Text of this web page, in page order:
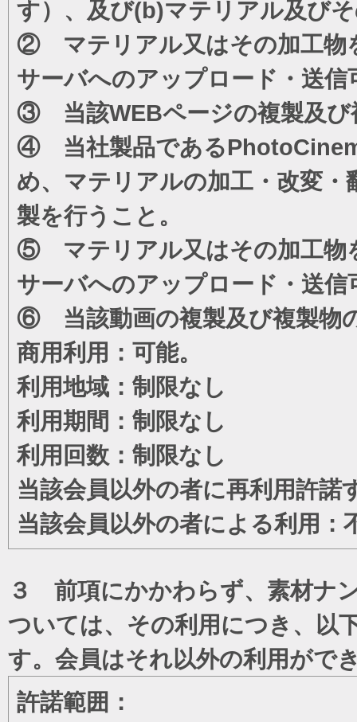
す）、及び(b)マテリアル及び
② マテリアル又はその加工物
サーバへのアップロード・送信
③ 当該WEBページの複製及び
④ 当社製品である
め、マテリアルの加工・改変
製を行うこと。
⑤ マテリアル又はその加工物
サーバへのアップロード・送信
⑥ 当該動画の複製及び複製物
商用利用：可能。
利用地域：制限なし
利用期間：制限なし
利用回数：制限なし
当該会員以外の者に再利用許諾
当該会員以外の者による利用：
３ 前項にかかわらず、素材ナ
ついては、その利用につき、以
す。会員はそれ以外の利用がで
許諾範囲：